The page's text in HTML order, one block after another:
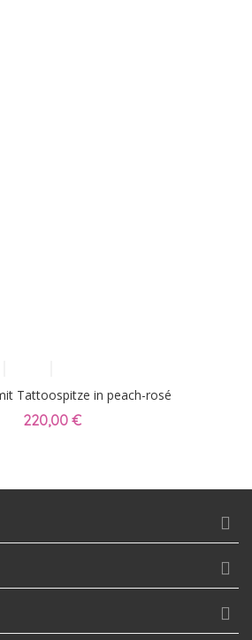
Tattoospitze in peach-rosé
220,00 €